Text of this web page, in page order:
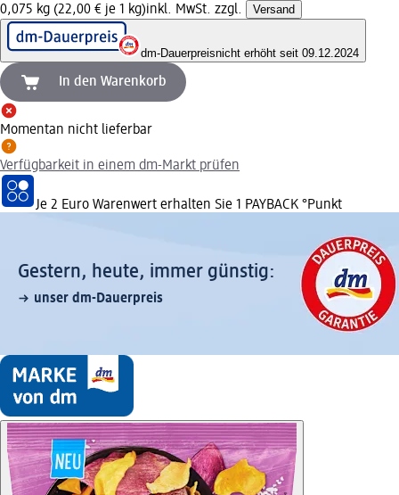
0,075 kg (22,00 € je 1 kg)inkl. MwSt. zzgl. Versand
dm-Dauerpreisnicht erhöht seit 09.12.2024
In den Warenkorb
Momentan nicht lieferbar
Verfügbarkeit in einem dm-Markt prüfen
Je 2 Euro Warenwert erhalten Sie 1 PAYBACK °Punkt
Gestern, heute, immer günstig:
unser dm-Dauerpreis